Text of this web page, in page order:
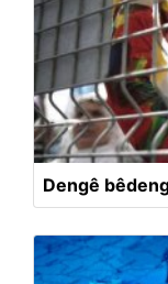
Dengê